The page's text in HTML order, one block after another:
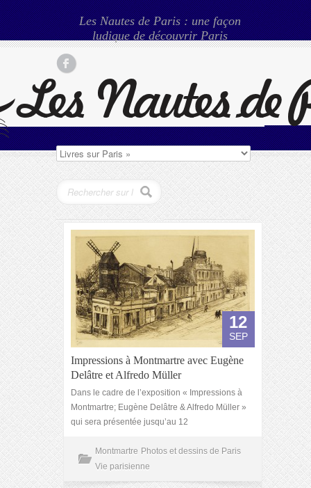
Les Nautes de Paris : une façon
ludique de découvrir Paris
12
SEP
Impressions à Montmartre avec Eugène
Delâtre et Alfredo Müller
Dans le cadre de l’exposition « Impressions à
Montmartre; Eugène Delâtre & Alfredo Müller »
qui sera présentée jusqu’au 12
Montmartre Photos et dessins de Paris
Vie parisienne